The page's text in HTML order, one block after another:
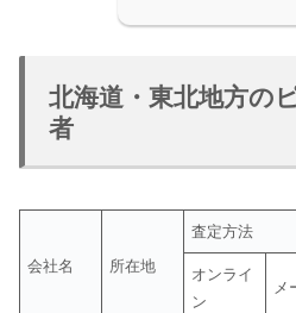
北海道・東北地方の
者
会社名 所在地
査定方法
オンライ
ン
メ